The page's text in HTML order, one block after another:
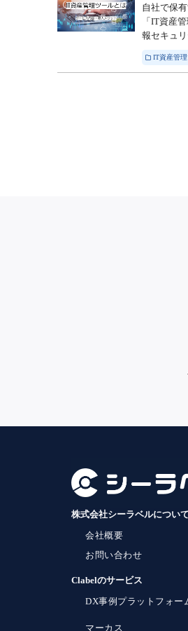
自社で保
「IT資産
報セキュ
IT資産管
株式会社シーラベルについて
会社概要
お問い合わせ
Clabelのサービス
DX事例プラットフォー
マーカス